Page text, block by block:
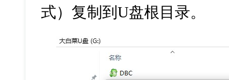
式）复制到U盘根目录。